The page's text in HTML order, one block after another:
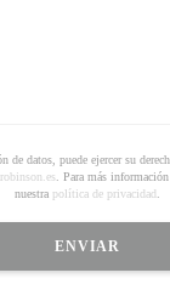
de datos, puede ejercer su
. Para más
nuestra política de privacidad